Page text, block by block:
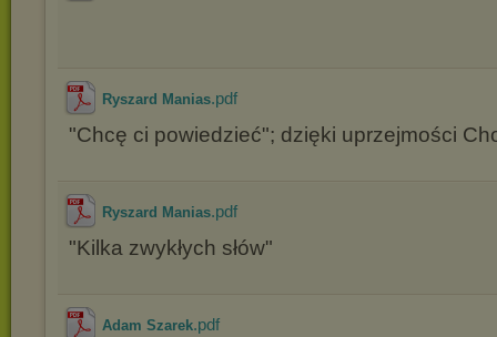
Ryszard Manias.pdf
"Chcę ci powiedzieć"; dzięki uprzejmości
Ryszard Manias.pdf
"Kilka zwykłych słów"
Adam Szarek.pdf